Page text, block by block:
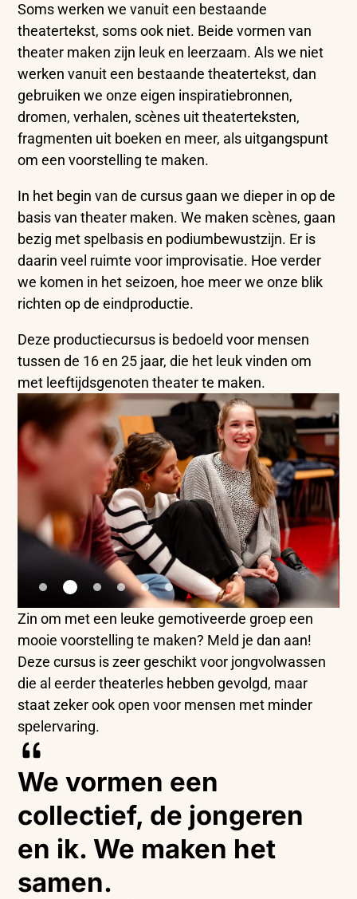
Soms werken we vanuit een bestaande
theatertekst, soms ook niet. Beide vormen van
theater maken zijn leuk en leerzaam. Als we niet
werken vanuit een bestaande theatertekst, dan
gebruiken we onze eigen inspiratiebronnen,
dromen, verhalen, scènes uit theaterteksten,
fragmenten uit boeken en meer, als uitgangspunt
om een voorstelling te maken.
In het begin van de cursus gaan we dieper in op de
basis van theater maken. We maken scènes, gaan
bezig met spelbasis en podiumbewustzijn. Er is
daarin veel ruimte voor improvisatie. Hoe verder
we komen in het seizoen, hoe meer we onze blik
richten op de eindproductie.
Deze productiecursus is bedoeld voor mensen
tussen de 16 en 25 jaar, die het leuk vinden om
met leeftijdsgenoten theater te maken.
Zin om met een leuke gemotiveerde groep een
mooie voorstelling te maken? Meld je dan aan!
Deze cursus is zeer geschikt voor jongvolwassen
die al eerder theaterles hebben gevolgd, maar
staat zeker ook open voor mensen met minder
spelervaring.
We vormen een
collectief, de jongeren
en ik. We maken het
samen.